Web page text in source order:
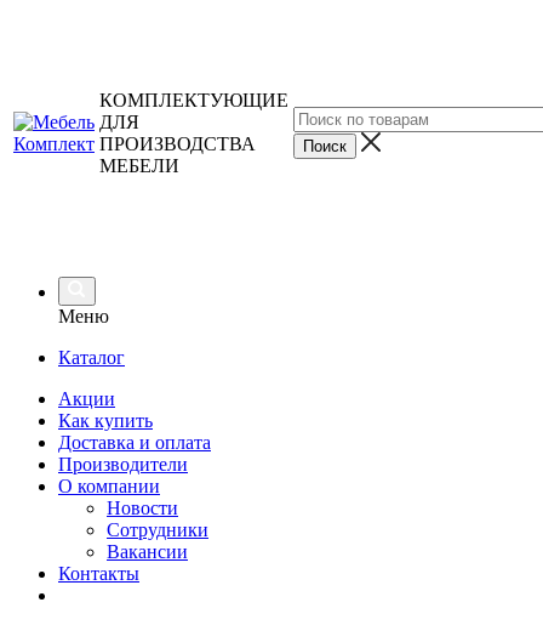
КОМПЛЕКТУЮЩИЕ
ДЛЯ
ПРОИЗВОДСТВА
МЕБЕЛИ
Меню
Каталог
Акции
Как купить
Доставка и оплата
Производители
О компании
Новости
Сотрудники
Вакансии
Контакты